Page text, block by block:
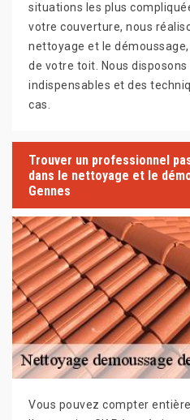
situations les plus
votre couverture, nous
nettoyage et le
de votre toit. Nous
indispensables et des
cas.
Trouver un professionnel
dans le nettoyage et le
Gennes
Vous pouvez compter